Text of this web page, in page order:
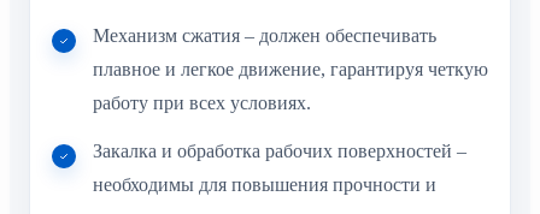
Механизм сжатия – должен обеспечивать
плавное и легкое движение, гарантируя четкую
работу при всех условиях.
Закалка и обработка рабочих поверхностей –
необходимы для повышения прочности и